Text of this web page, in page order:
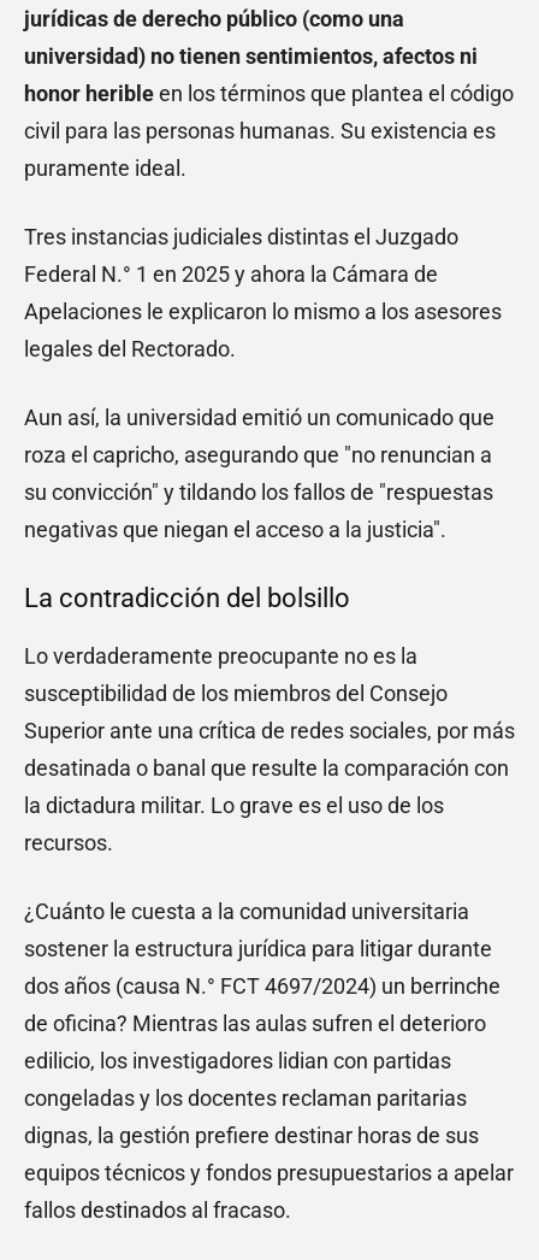
jurídicas de derecho público (como una
universidad) no tienen sentimientos, afectos ni
honor heribleen los términos que plantea el código
civil para las personas humanas. Su existencia es
puramente ideal.
Tres instancias judiciales distintas el Juzgado
Federal N.° 1 en 2025 y ahora la Cámara de
Apelaciones le explicaron lo mismo a los asesores
legales del Rectorado.
Aun así, la universidad emitió un comunicado que
roza el capricho, asegurando que "no renuncian a
su convicción" y tildando los fallos de "respuestas
negativas que niegan el acceso a la justicia".
La contradicción del bolsillo
Lo verdaderamente preocupante no es la
susceptibilidad de los miembros del Consejo
Superior ante una crítica de redes sociales, por más
desatinada o banal que resulte la comparación con
la dictadura militar. Lo grave es el uso de los
recursos.
¿Cuánto le cuesta a la comunidad universitaria
sostener la estructura jurídica para litigar durante
dos años (causa N.° FCT 4697/2024) un berrinche
de oficina? Mientras las aulas sufren el deterioro
edilicio, los investigadores lidian con partidas
congeladas y los docentes reclaman paritarias
dignas, la gestión prefiere destinar horas de sus
equipos técnicos y fondos presupuestarios a apelar
fallos destinados al fracaso.